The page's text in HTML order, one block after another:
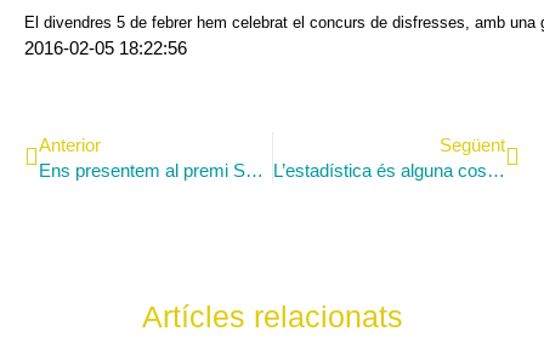
El divendres 5 de febrer hem celebrat el concurs de disfresses, amb una
2016-02-05 18:22:56
Anterior
Ens presentem al premi Sambori 2016
Següent
L’estadística és alguna cosa més que “les estadístiques”?
Artícles relacionats